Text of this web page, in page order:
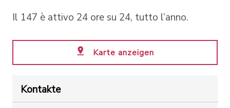
Il 147 è attivo 24 ore su 24, tutto l’anno.
Karte anzeigen
Kontakte